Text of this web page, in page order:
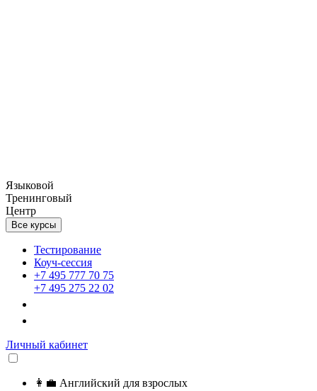
Языковой
Тренинговый
Центр
Все курсы
Тестирование
Коуч-сессия
+7 495 777 70 75
+7 495 275 22 02
Личный кабинет
👩‍💼 Английский для взрослых